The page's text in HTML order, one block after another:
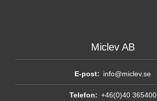
Miclev AB
E-post: info@miclev.se
Telefon: +46(0)40 365400